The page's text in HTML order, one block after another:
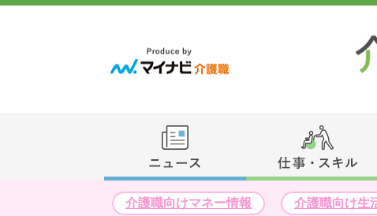
介護職向けマネー情報 介護職向け生